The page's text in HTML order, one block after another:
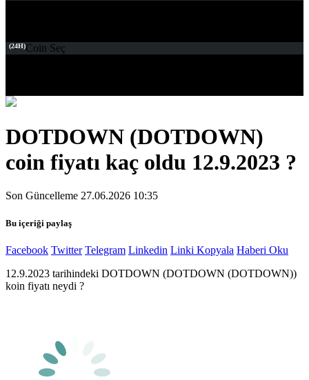
(24H)Coin Seç
DOTDOWN (DOTDOWN)
coin fiyatı kaç oldu 12.9.2023 ?
Son Güncelleme 27.06.2026 10:35
Bu içeriği paylaş
Facebook Twitter Telegram Linkedin Linki Kopyala Haberi Oku
12.9.2023 tarihindeki DOTDOWN (DOTDOWN (DOTDOWN))
koin fiyatı neydi ?